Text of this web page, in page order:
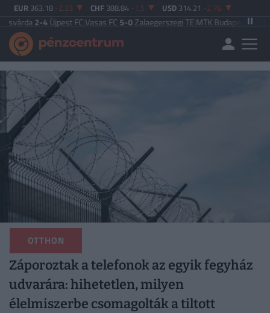
EUR 363.18 -2.23 CHF 388.84 -1.5 USD 314.21 -2.76
FC|Vasas FC5-0Zalaegerszegi TE|MTK Budapest 2-3Puskás
OTTHON
Záporoztak a telefonok az egyik fegyház
udvarára: hihetetlen, milyen
élelmiszerbe csomagolták a tiltott